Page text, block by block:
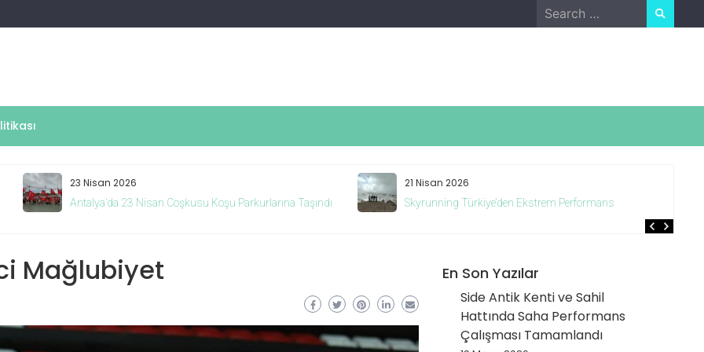
Search
for:
23 Nisan 2026
Antalya’da 23 Nisan Coşkusu Koşu Parkurlarına Taşındı
21 Nisan 2026
Skyrunning Türkiye’den Ekstrem Performans
Mağlubiyet En Son Yazılar
Side Antik Kenti ve Sahil
Hattında Saha Performans
Çalışması Tamamlandı